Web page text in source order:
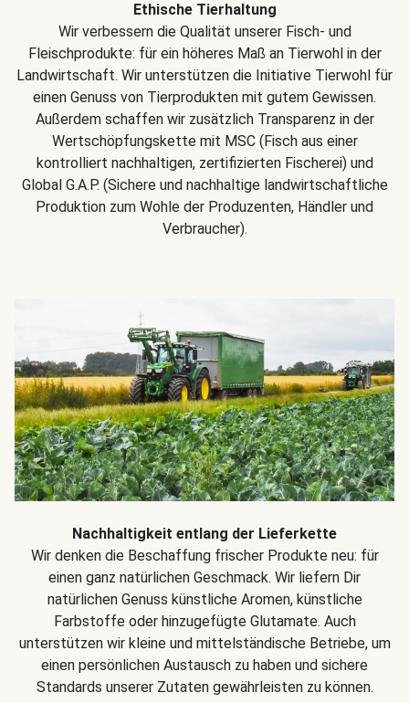
Ethische Tierhaltung
Wir verbessern die Qualität unserer Fisch- und
Fleischprodukte: für ein höheres Maß an Tierwohl in der
Landwirtschaft. Wir unterstützen die Initiative Tierwohl für
einen Genuss von Tierprodukten mit gutem Gewissen.
Außerdem schaffen wir zusätzlich Transparenz in der
Wertschöpfungskette mit MSC (Fisch aus einer
kontrolliert nachhaltigen, zertifizierten Fischerei) und
Global G.A.P. (Sichere und nachhaltige landwirtschaftliche
Produktion zum Wohle der Produzenten, Händler und
Verbraucher).
Nachhaltigkeit entlang der Lieferkette
Wir denken die Beschaffung frischer Produkte neu: für
einen ganz natürlichen Geschmack. Wir liefern Dir
natürlichen Genuss künstliche Aromen, künstliche
Farbstoffe oder hinzugefügte Glutamate. Auch
unterstützen wir kleine und mittelständische Betriebe, um
einen persönlichen Austausch zu haben und sichere
Standards unserer Zutaten gewährleisten zu können.